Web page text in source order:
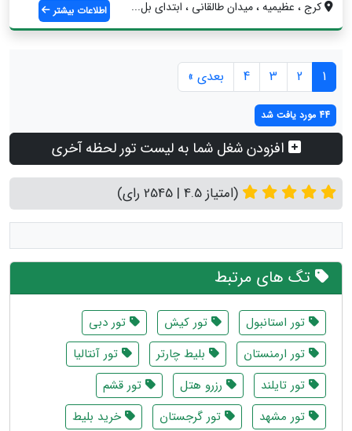
کرج ، عظیمیه ، میدان طالقانی ، ابتدای بل... اطلاعات بیشتر
1
2
3
4 بعدی »
44 مورد یافت شد
افزودن شغل شما به لیست تور لحظه آخری
(امتیاز 4.5 | 2545 رای)
تگ های مرتبط
تور استانبول تور کیش
تور دبی
تور ارمنستان
بلیط چارتر
تور آنتالیا
تور تایلند
رزرو هتل
تور قشم
تور مشهد
تور گرجستان خرید بلیط